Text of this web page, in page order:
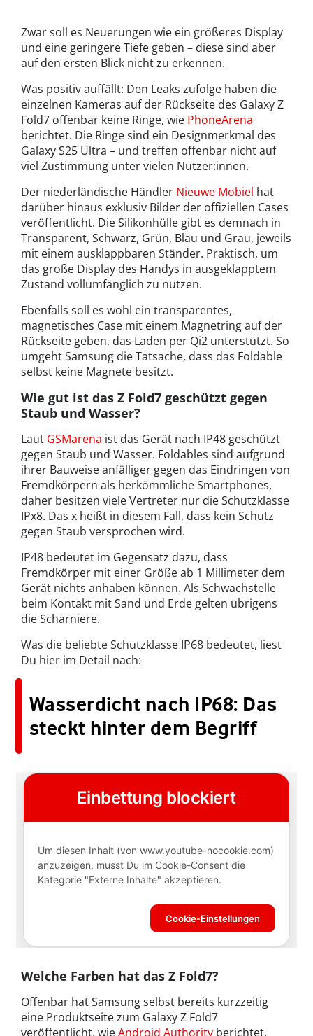
Zwar soll es Neuerungen wie ein größeres Display
und eine geringere Tiefe geben – diese sind aber
auf den ersten Blick nicht zu erkennen.
Was positiv auffällt: Den Leaks zufolge haben die
einzelnen Kameras auf der Rückseite des Galaxy Z
Fold7 offenbar keine Ringe, wie PhoneArena
berichtet. Die Ringe sind ein Designmerkmal des
Galaxy S25 Ultra – und treffen offenbar nicht auf
viel Zustimmung unter vielen Nutzer:innen.
Der niederländische Händler Nieuwe Mobiel hat
darüber hinaus exklusiv Bilder der offiziellen Cases
veröffentlicht. Die Silikonhülle gibt es demnach in
Transparent, Schwarz, Grün, Blau und Grau, jeweils
mit einem ausklappbaren Ständer. Praktisch, um
das große Display des Handys in ausgeklapptem
Zustand vollumfänglich zu nutzen.
Ebenfalls soll es wohl ein transparentes,
magnetisches Case mit einem Magnetring auf der
Rückseite geben, das Laden per Qi2 unterstützt. So
umgeht Samsung die Tatsache, dass das Foldable
selbst keine Magnete besitzt.
Wie gut ist das Z Fold7 geschützt gegen
Staub und Wasser?
Laut GSMarena ist das Gerät nach IP48 geschützt
gegen Staub und Wasser. Foldables sind aufgrund
ihrer Bauweise anfälliger gegen das Eindringen von
Fremdkörpern als herkömmliche Smartphones,
daher besitzen viele Vertreter nur die Schutzklasse
IPx8. Das x heißt in diesem Fall, dass kein Schutz
gegen Staub versprochen wird.
IP48 bedeutet im Gegensatz dazu, dass
Fremdkörper mit einer Größe ab 1 Millimeter dem
Gerät nichts anhaben können. Als Schwachstelle
beim Kontakt mit Sand und Erde gelten übrigens
die Scharniere.
Was die beliebte Schutzklasse IP68 bedeutet, liest
Du hier im Detail nach:
Wasserdicht nach IP68: Das
steckt hinter dem Begriff
Welche Farben hat das Z Fold7?
Offenbar hat Samsung selbst bereits kurzzeitig
eine Produktseite zum Galaxy Z Fold7
veröffentlicht, wieAndroid Authority berichtet.